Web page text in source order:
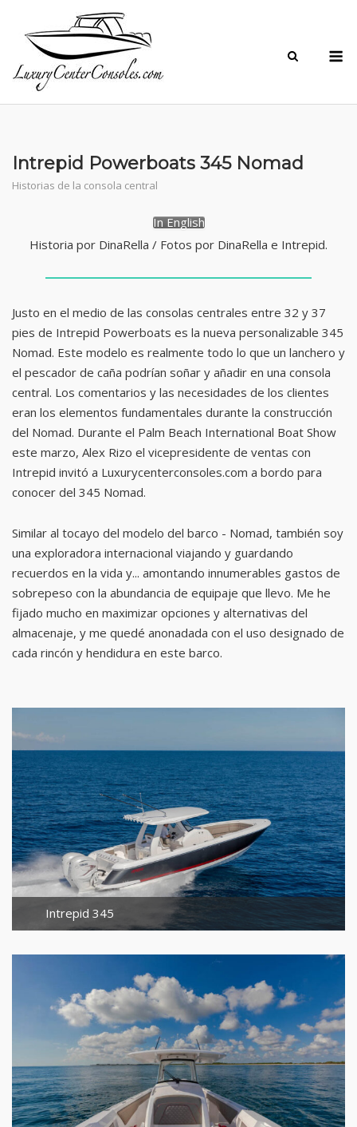
content
Intrepid Powerboats 345 Nomad
Historias de la consola central
In English
Historia por DinaRella / Fotos por DinaRella e Intrepid.
Justo en el medio de las consolas centrales entre 32 y 37
pies de Intrepid Powerboats es la nueva personalizable 345
Nomad. Este modelo es realmente todo lo que un lanchero y
el pescador de caña podrían soñar y añadir en una consola
central. Los comentarios y las necesidades de los clientes
eran los elementos fundamentales durante la construcción
del Nomad. Durante el Palm Beach International Boat Show
este marzo, Alex Rizo el vicepresidente de ventas con
Intrepid invitó a Luxurycenterconsoles.com a bordo para
conocer del 345 Nomad.
Similar al tocayo del modelo del barco - Nomad, también soy
una exploradora internacional viajando y guardando
recuerdos en la vida y... amontando innumerables gastos de
sobrepeso con la abundancia de equipaje que llevo. Me he
fijado mucho en maximizar opciones y alternativas del
almacenaje, y me quedé anonadada con el uso designado de
cada rincón y hendidura en este barco.
Intrepid 345